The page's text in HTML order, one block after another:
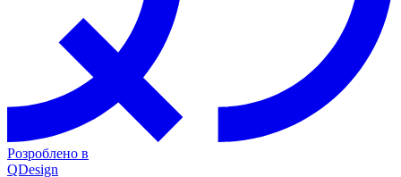
Розроблено в
QDesign